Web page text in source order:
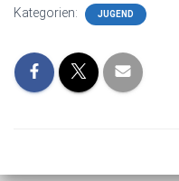
Kategorien: JUGEND